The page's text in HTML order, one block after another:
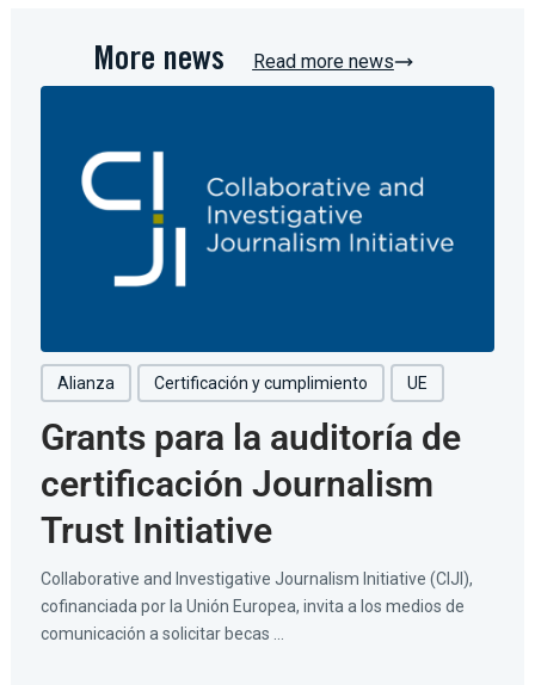
More news Read more news
Alianza Certificación y cumplimiento UE
Grants para la auditoría de
certificación Journalism
Trust Initiative
Collaborative and Investigative Journalism Initiative (CIJI),
cofinanciada por la Unión Europea, invita a los medios de
comunicación a solicitar becas ...